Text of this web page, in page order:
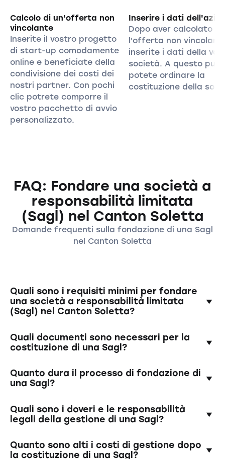
Calcolo di un'offerta non
vincolante
Inserite il vostro progetto
di start-up comodamente
online e beneficiate della
condivisione dei costi dei
nostri partner. Con pochi
clic potrete comporre il
vostro pacchetto di avvio
personalizzato.
Inserire i dati
Dopo aver calcolato
l'offerta non
inserite i dati della
società. A questo
potete ordinare la
costituzione della
FAQ: Fondare una società a
responsabilità limitata
(Sagl) nel Canton Soletta
Domande frequenti sulla fondazione di una Sagl
nel Canton Soletta
Quali sono i requisiti minimi per fondare
una società a responsabilità limitata
(Sagl) nel Canton Soletta?
Per costituire una Sagl nel Canton Argovia è
necessario un capitale sociale minimo di
interamente versato. Almeno un socio e un
amministratore delegato devono essere
residenti in Svizzera.
Quali documenti sono necessari per la
costituzione di una Sagl?
È necessario un contratto di società, che deve
essere autenticato, e una dichiarazione dei
capitale sociale. I dati personali della direzione
e degli azionisti sono necessari anche per il
registro di commercio.
Quanto dura il processo di fondazione di
una Sagl?
La durata del processo di costituzione può
variare, ma di solito è compresa tra le due e le
vengono forniti i documenti necessari e della
capacità di utilizzo del registro delle imprese.
Quali sono i doveri e le responsabilità
legali della gestione di una Sagl?
La direzione è responsabile della gestione
dell'azienda e deve salvaguardarne gli
Quanto sono alti i costi di gestione dopo
la costituzione di una Sagl?